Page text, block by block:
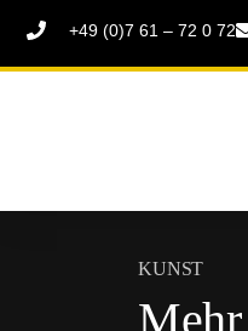
+49 (0)7 61 – 72 0 72
KUNST